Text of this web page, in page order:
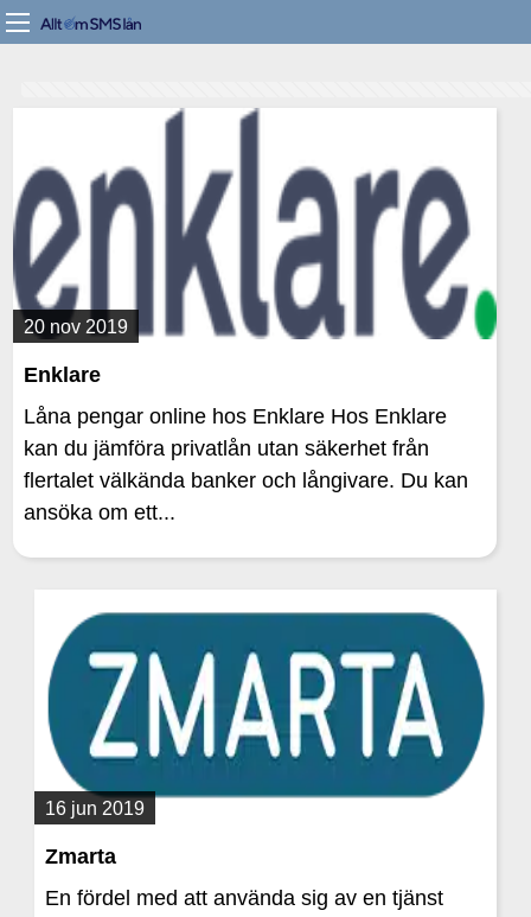
20 nov 2019
Enklare
Låna pengar online hos Enklare Hos Enklare
kan du jämföra privatlån utan säkerhet från
flertalet välkända banker och långivare. Du kan
ansöka om ett...
16 jun 2019
Zmarta
En fördel med att använda sig av en tjänst